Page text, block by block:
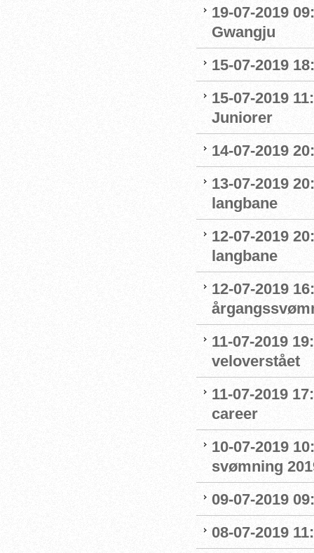
19-07-2019
Gwangju
15-07-2019
15-07-2019
Juniorer
14-07-2019
13-07-2019
langbane
12-07-2019
langbane
12-07-2019
11-07-2019
veloverstået
11-07-2019
career
10-07-2019
svømning
09-07-2019
08-07-2019